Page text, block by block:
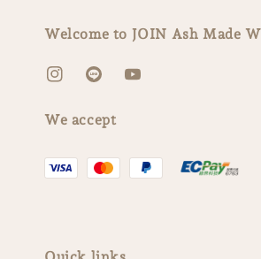
Welcome to JOIN Ash Made
We accept